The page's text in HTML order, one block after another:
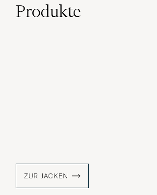
Produkte
ZUR JACKEN